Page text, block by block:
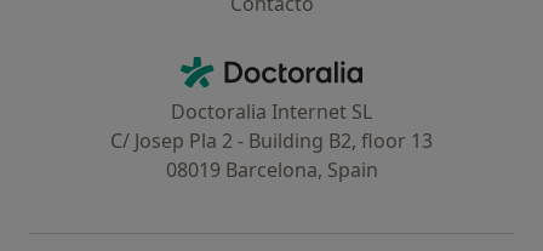
Doctoralia - Homepage
Doctoralia Internet SL
C/ Josep Pla 2 - Building B2, floor 13
08019 Barcelona, Spain